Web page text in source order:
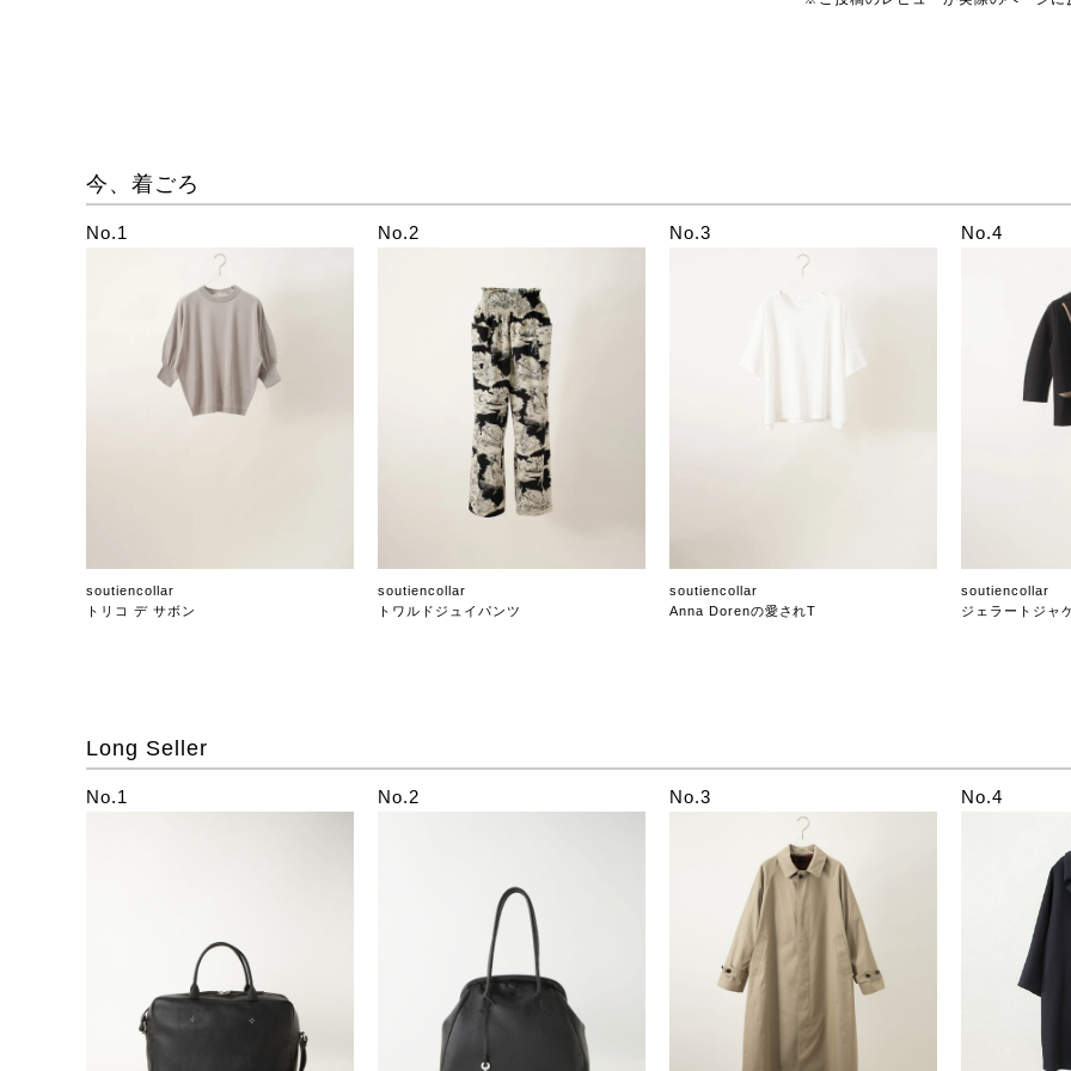
今、着ごろ
No.1
soutiencollar
トリコ デ サボン
No.2
soutiencollar
トワルドジュイパンツ
No.3
soutiencollar
Anna Dorenの愛されT
No.4
soutiencollar
ジェラートジャ
Long Seller
No.1 No.2 No.3 No.4